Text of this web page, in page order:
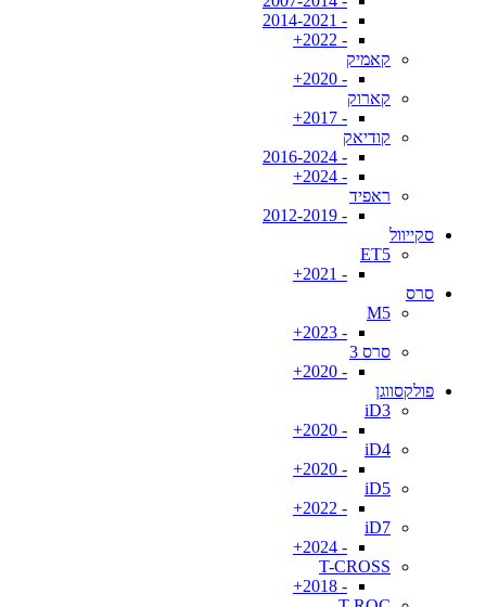
- 2014-2021
- 2022+
קאמיק
- 2020+
קארוק
- 2017+
קודיאק
- 2016-2024
- 2024+
ראפיד
- 2012-2019
סקייוול
ET5
- 2021+
סרס
M5
- 2023+
סרס 3
- 2020+
פולקסווגן
iD3
- 2020+
iD4
- 2020+
iD5
- 2022+
iD7
- 2024+
T-CROSS
- 2018+